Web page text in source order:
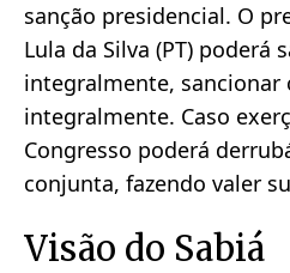
sanção presidencial. O
Lula da Silva (PT) poderá
integralmente, sancionar
integralmente. Caso
Congresso poderá
conjunta, fazendo valer
Visão do Sabiá